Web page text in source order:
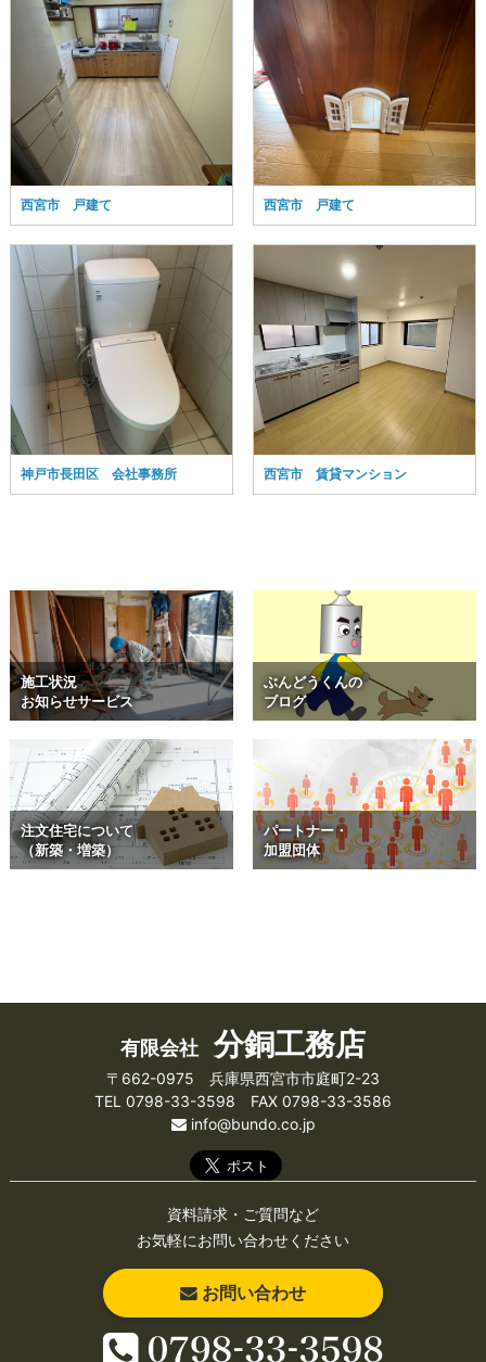
西宮市 戸建て 西宮市 戸建て
神戸市長田区 会社事務所 西宮市 賃貸マンション
施工状況
お知らせサービス
ぶんどうくんの
ブログ
注文住宅について
（新築・増築）
パートナー・
加盟団体
有限会社 分銅工務店
〒662-0975 兵庫県西宮市市庭町2-23
TEL 0798-33-3598 FAX 0798-33-3586
info@bundo.co.jp
資料請求・ご質問など
お気軽にお問い合わせください
お問い合わせ